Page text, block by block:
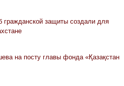
гражданской защиты создали для
на посту главы фонда «Қазақстан